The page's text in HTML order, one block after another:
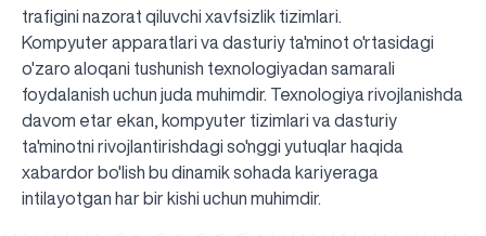
trafigini nazorat qiluvchi xavfsizlik tizimlari.
Kompyuter apparatlari va dasturiy ta'minot o'rtasidagi
o'zaro aloqani tushunish texnologiyadan samarali
foydalanish uchun juda muhimdir. Texnologiya rivojlanishda
davom etar ekan, kompyuter tizimlari va dasturiy
ta'minotni rivojlantirishdagi so'nggi yutuqlar haqida
xabardor bo'lish bu dinamik sohada kariyeraga
intilayotgan har bir kishi uchun muhimdir.
UBS professori "Yangi O‘zbekiston yosh olimlari"
qatoridan joy oldi!
Sevimli "UBS xabarnomasi" gazetamizning yangi soni
nashrdan chiqdi!
UBS faoliyati tahlili va istiqboldagi rejalar
UBS oʻqituvchilari Qirgʻizistonda malaka oshirdi
G‘alaba sari olg‘a, O‘zbekiston!
TAYINLOV
UBS OAVda
UBS va bitiruvchi talabalar viloyat hokimligi tomonidan
taqdirlandi
Til oʻrganishda Ovropacha aytganda "level up" qilishni
xohlaysizmi?
Inson kapitaliga yo‘naltirilgan investitsiya — Yangi
O‘zbekiston taraqqiyotining eng muhim tayanchi